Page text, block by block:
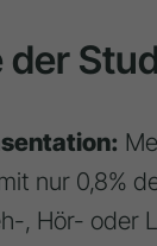
nur 0,8%
, Hör- oder